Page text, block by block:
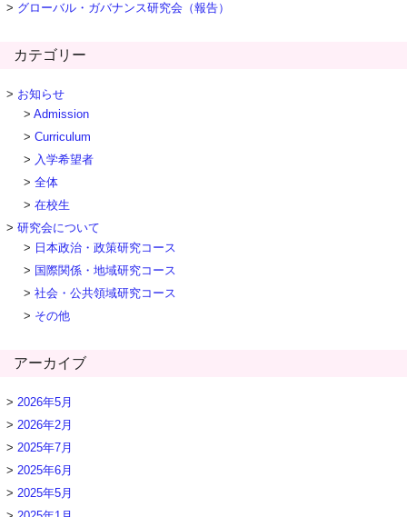
グローバル・ガバナンス研究会（報告）
カテゴリー
お知らせ
Admission
Curriculum
入学希望者
全体
在校生
研究会について
日本政治・政策研究コース
国際関係・地域研究コース
社会・公共領域研究コース
その他
アーカイブ
2026年5月
2026年2月
2025年7月
2025年6月
2025年5月